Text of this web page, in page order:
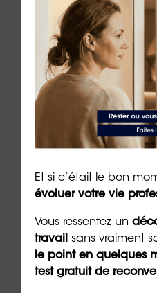
sans engagement pour
dans votrereconversion
Auteur :Dr Emeric
dirigeant du groupe
Et si c’était le bon
évoluer votre vie
Vous ressentez un
travail sans vraiment
le point en quelques
test gratuit de